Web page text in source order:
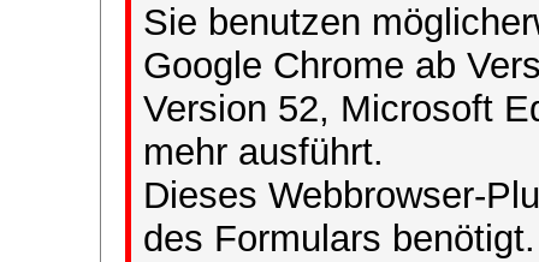
Sie benutzen
Google Chrome ab
Version 52, Microsoft
mehr ausführt.
Dieses Webbrowser-
des Formulars benötigt.